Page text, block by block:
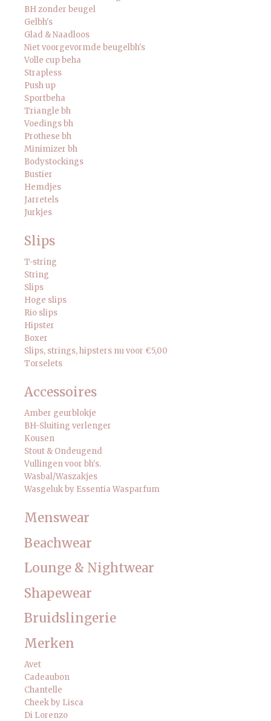
BH zonder beugel
Gelbh's
Glad & Naadloos
Niet voorgevormde beugelbh's
Volle cup beha
Strapless
Push up
Sportbeha
Triangle bh
Voedings bh
Prothese bh
Minimizer bh
Bodystockings
Bustier
Hemdjes
Jarretels
Jurkjes
Slips
T-string
String
Slips
Hoge slips
Rio slips
Hipster
Boxer
Slips, strings, hipsters nu voor €5,00
Torselets
Accessoires
Amber geurblokje
BH-Sluiting verlenger
Kousen
Stout & Ondeugend
Vullingen voor bh's.
Wasbal/Waszakjes
Wasgeluk by Essentia Wasparfum
Menswear
Beachwear
Lounge & Nightwear
Shapewear
Bruidslingerie
Merken
Avet
Cadeaubon
Chantelle
Cheek by Lisca
Di Lorenzo